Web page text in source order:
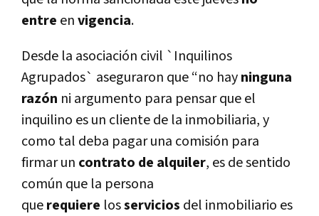
entre envigencia.
Desde la asociación civil `Inquilinos
Agrupados` aseguraron que “no hayninguna
razón ni argumento para pensar que el
inquilino es un cliente de la inmobiliaria, y
como tal deba pagar una comisión para
firmar un contrato de alquiler, es de sentido
común que la persona
querequiere losservicios del inmobiliario es